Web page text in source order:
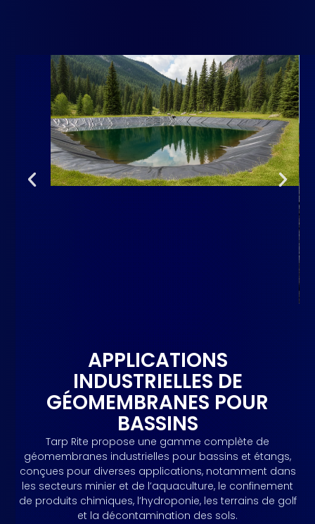
APPLICATIONS
INDUSTRIELLES DE
GÉOMEMBRANES POUR
BASSINS
Tarp Rite propose une gamme complète de
géomembranes industrielles pour bassins et étangs,
conçues pour diverses applications, notamment dans
les secteurs minier et de l’aquaculture, le confinement
de produits chimiques, l’hydroponie, les terrains de golf
et la décontamination des sols.